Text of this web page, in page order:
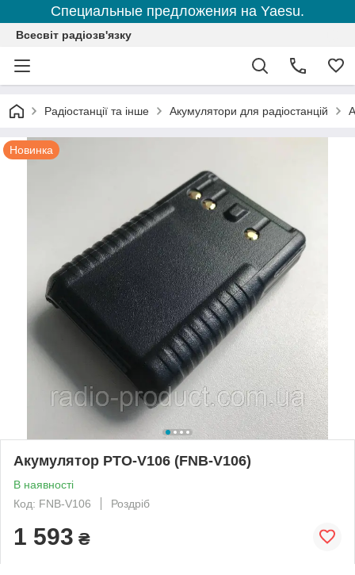
Специальные предложения на Yaesu.
Всесвіт радіозв'язку
Радіостанції та інше Акумулятори для радіостанцій
Новинка
Акумулятор PTO-V106 (FNB-V106)
В наявності
Код: FNB-V106
Роздріб
1 593 ₴